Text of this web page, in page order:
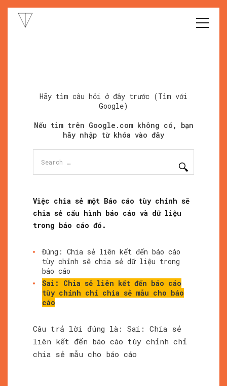
Hãy tìm câu hỏi ở đây trước (Tìm với
Google)
Nếu tìm trên Google.com không có, bạn
hãy nhập từ khóa vào đây
Việc chia sẻ một Báo cáo tùy chỉnh sẽ
chia sẻ cấu hình báo cáo và dữ liệu
trong báo cáo đó.
Đúng: Chia sẻ liên kết đến báo cáo
tùy chỉnh sẽ chia sẻ dữ liệu trong
báo cáo
Sai: Chia sẻ liên kết đến báo cáo
tùy chỉnh chỉ chia sẻ mẫu cho báo
cáo
Câu trả lời đúng là: Sai: Chia sẻ
liên kết đến báo cáo tùy chỉnh chỉ
chia sẻ mẫu cho báo cáo